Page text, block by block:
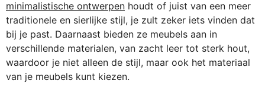
minimalistische ontwerpen houdt of juist van een meer
traditionele en sierlijke stijl, je zult zeker iets vinden dat
bij je past. Daarnaast bieden ze meubels aan in
verschillende materialen, van zacht leer tot sterk hout,
waardoor je niet alleen de stijl, maar ook het materiaal
van je meubels kunt kiezen.